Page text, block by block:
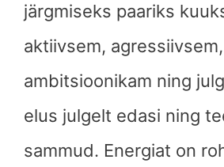
järgmiseks paariks
aktiivsem, agressiivsem,
ambitsioonikam ning
elus julgelt edasi ning
sammud. Energiat on